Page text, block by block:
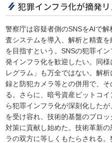
犯罪インフラ化が摘発
警察庁は容疑者側のSNSをAIで
査システムを導入、解析と精査を
を目指すという。SNSの犯罪イ
発インフラ化を歓迎したい。同
レグラム」も万全ではない。解
録と防犯カメラ等との併用で、
る。さらに、暗号資産ビットコ
ら犯罪インフラ化が深刻化した
を受け容れ、技術的基盤のブロ
対策に貢献し始めた。技術革新
ラの双方に等しくもたらされる